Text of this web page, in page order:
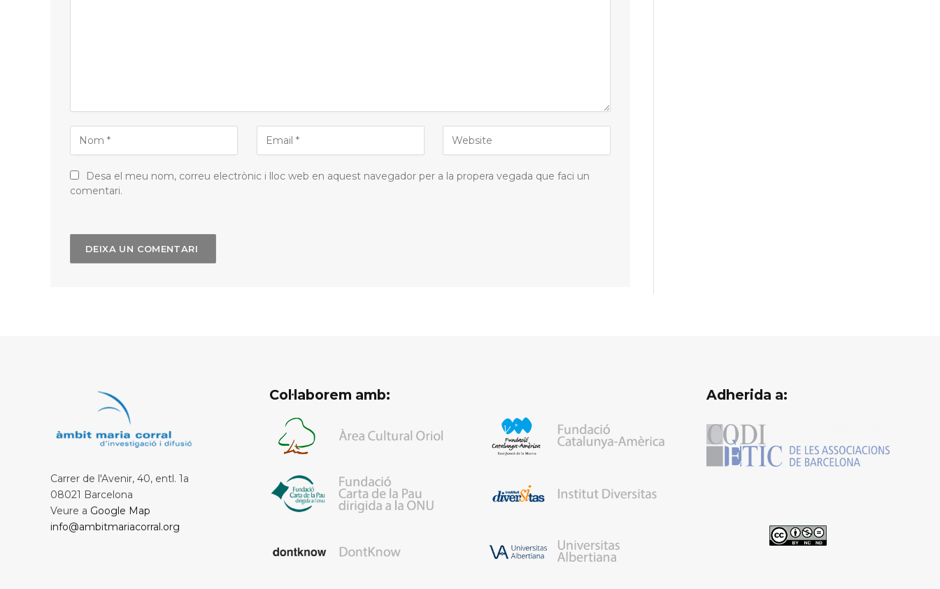
Desa el meu nom, correu electrònic i lloc web en aquest navegador per a la propera vegada que faci un
comentari.
Carrer de l'Avenir, 40, entl. 1a
08021 Barcelona
Veure a Google Map
info@ambitmariacorral.org
Col·laborem amb: Adherida a: